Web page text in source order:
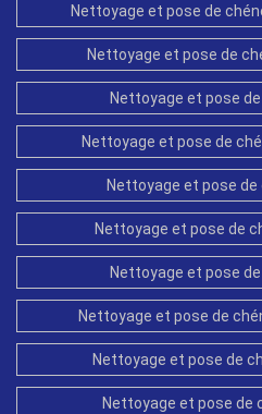
Nettoyage et pose de
Nettoyage et pose de
Nettoyage et pose
Nettoyage et pose de
Nettoyage et pose de
Nettoyage et pose de
Nettoyage et pose
Nettoyage et pose de
Nettoyage et pose de
Nettoyage et pose de